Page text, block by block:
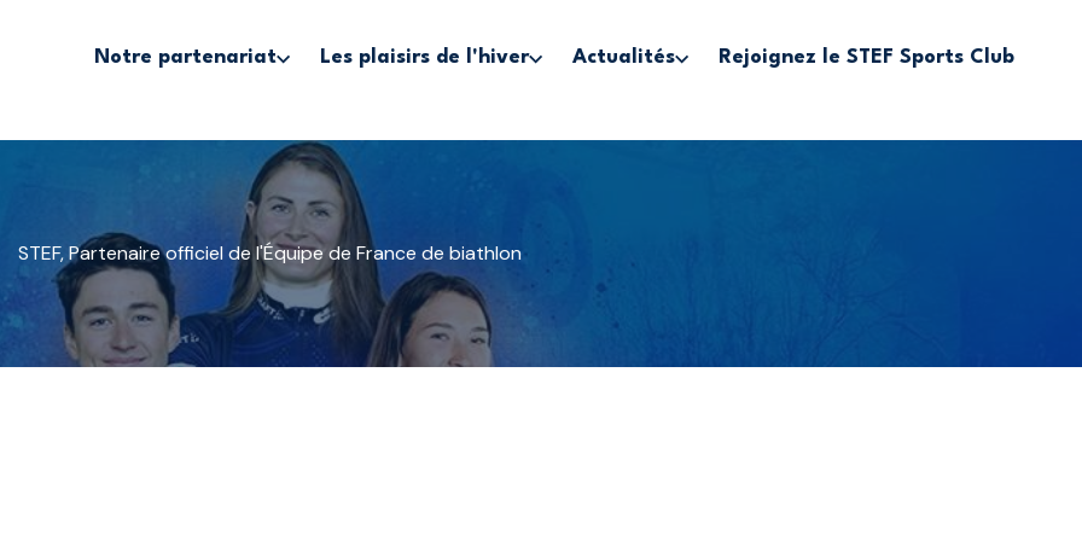
Notre partenariat Les plaisirs de l'hiver Actualités Rejoignez le STEF Sports Club
STEF, Partenaire officiel de l'Équipe de France de biathlon